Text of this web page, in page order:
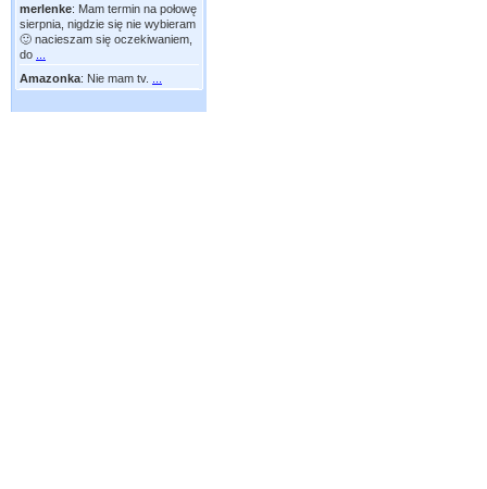
merlenke: Mam termin na połowę
sierpnia, nigdzie się nie wybieram
🙂 nacieszam się oczekiwaniem,
do
Amazonka: Nie mam tv.